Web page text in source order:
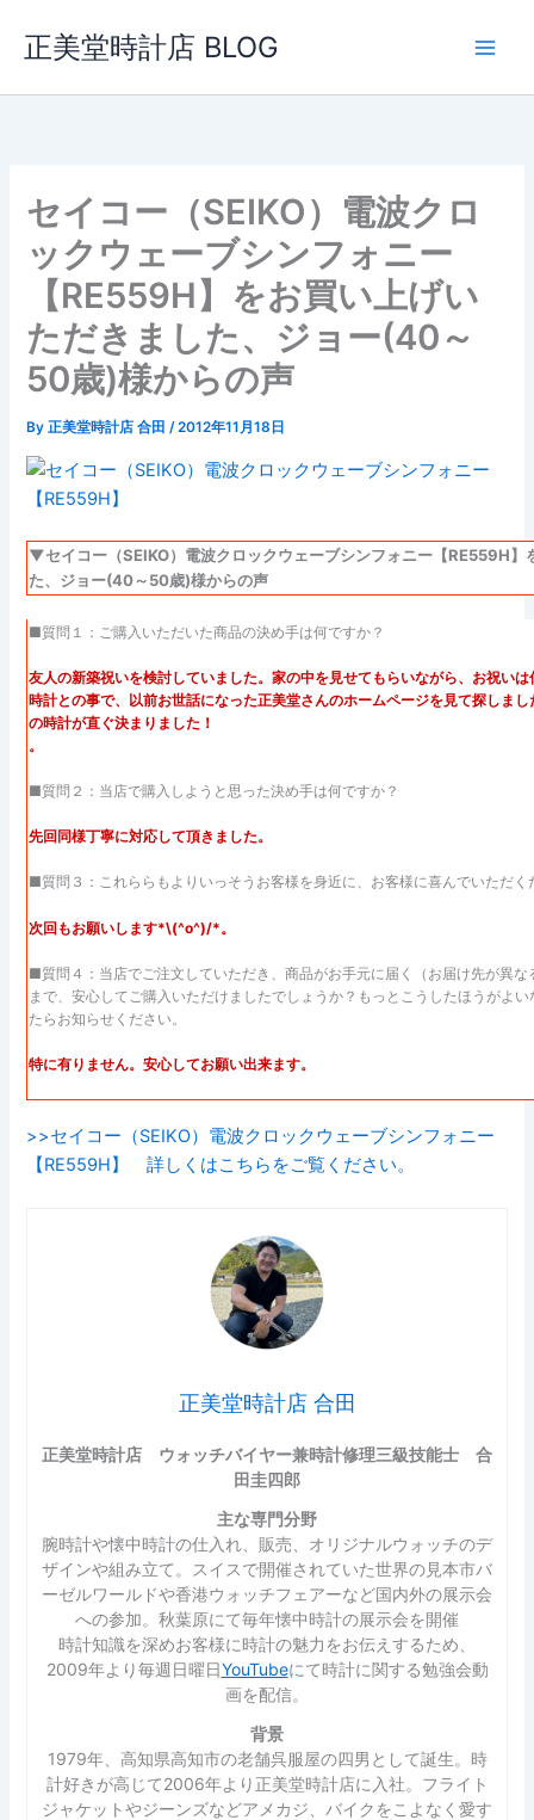
ス
正美堂時計店 BLOG
セイコー（SEIKO）電波クロ
ックウェーブシンフォニー
【RE559H】をお買い上げい
ただきました、ジョー(40～
50歳)様からの声
By正美堂時計店 合田/2012年11月18日
▼セイコー（SEIKO）電波クロックウェーブシンフォニー【RE559H】
た、ジョー(40～50歳)様からの声
■質問１：ご購入いただいた商品の決め手は何ですか？
友人の新築祝いを検討していました。家の中を見せてもらいながら、お祝い
時計との事で、以前お世話になった正美堂さんのホームページを見て探しま
の時計が直ぐ決まりました！
。
■質問２：当店で購入しようと思った決め手は何ですか？
先回同様丁寧に対応して頂きました。
■質問３：これららもよりいっそうお客様を身近に、お客様に喜んでいただ
次回もお願いします*\(^o^)/*。
■質問４：当店でご注文していただき、商品がお手元に届く（お届け先が異
まで、安心してご購入いただけましたでしょうか？もっとこうしたほうがよ
たらお知らせください。
特に有りません。安心してお願い出来ます。
>>セイコー（SEIKO）電波クロックウェーブシンフォニー
【RE559H】 詳しくはこちらをご覧ください。
正美堂時計店 合田
正美堂時計店 ウォッチバイヤー兼時計修理三級技能士 合
田圭四郎
主な専門分野
腕時計や懐中時計の仕入れ、販売、オリジナルウォッチのデ
ザインや組み立て。スイスで開催されていた世界の見本市バ
ーゼルワールドや香港ウォッチフェアーなど国内外の展示会
への参加。秋葉原にて毎年懐中時計の展示会を開催
時計知識を深めお客様に時計の魅力をお伝えするため、
2009年より毎週日曜日YouTubeにて時計に関する勉強会動
画を配信。
背景
1979年、高知県高知市の老舗呉服屋の四男として誕生。時
計好きが高じて2006年より正美堂時計店に入社。フライト
ジャケットやジーンズなどアメカジ、バイクをこよなく愛す